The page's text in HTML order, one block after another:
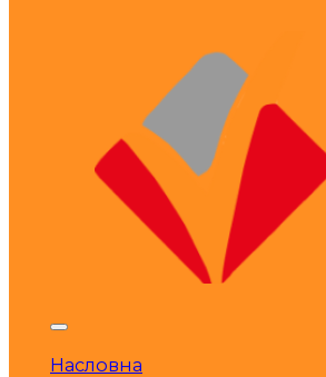
Насловна